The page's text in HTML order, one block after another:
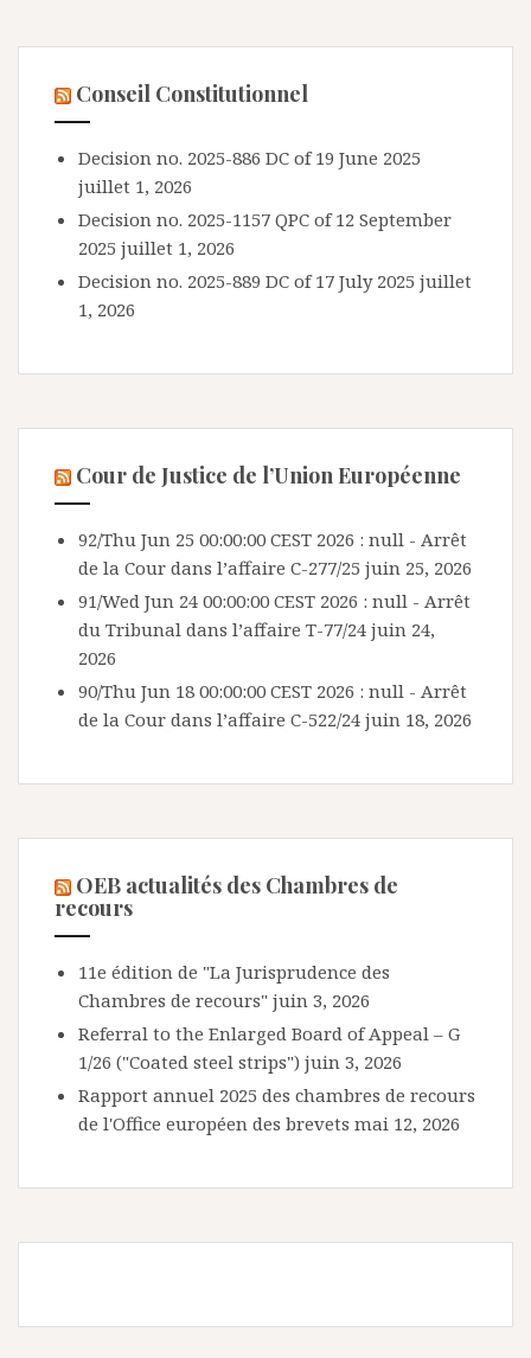
Conseil Constitutionnel
Decision no. 2025-886 DC of 19 June 2025
juillet 1, 2026
Decision no. 2025-1157 QPC of 12 September
2025 juillet 1, 2026
Decision no. 2025-889 DC of 17 July 2025 juillet
1, 2026
Cour de Justice de l’Union Européenne
92/Thu Jun 25 00:00:00 CEST 2026 : null - Arrêt
de la Cour dans l’affaire C-277/25 juin 25, 2026
91/Wed Jun 24 00:00:00 CEST 2026 : null - Arrêt
du Tribunal dans l’affaire T-77/24 juin 24,
2026
90/Thu Jun 18 00:00:00 CEST 2026 : null - Arrêt
de la Cour dans l’affaire C-522/24 juin 18, 2026
OEB actualités des Chambres de
recours
11e édition de "La Jurisprudence des
Chambres de recours" juin 3, 2026
Referral to the Enlarged Board of Appeal – G
1/26 ("Coated steel strips") juin 3, 2026
Rapport annuel 2025 des chambres de recours
de l'Office européen des brevets mai 12, 2026